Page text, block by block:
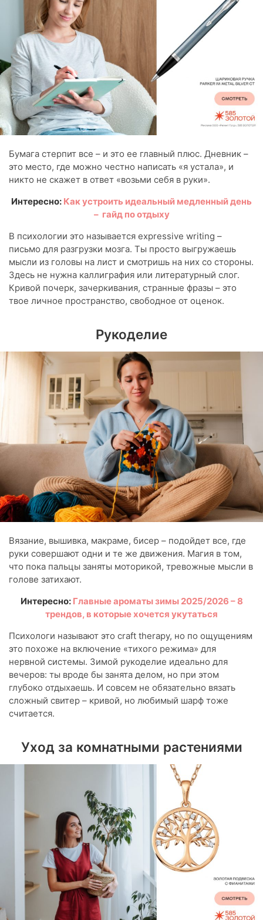
Бумага стерпит все – и это ее главный плюс. Дневник –
это место, где можно честно написать «я устала», и
никто не скажет в ответ «возьми себя в руки».
Интересно: Как устроить идеальный медленный день
– гайд по отдыху
В психологии это называется expressive writing –
письмо для разгрузки мозга. Ты просто выгружаешь
мысли из головы на лист и смотришь на них со стороны.
Здесь не нужна каллиграфия или литературный слог.
Кривой почерк, зачеркивания, странные фразы – это
твое личное пространство, свободное от оценок.
Рукоделие
Вязание, вышивка, макраме, бисер – подойдет все, где
руки совершают одни и те же движения. Магия в том,
что пока пальцы заняты моторикой, тревожные мысли в
голове затихают.
Интересно: Главные ароматы зимы 2025/2026 – 8
трендов, в которые хочется укутаться
Психологи называют это craft therapy, но по ощущениям
это похоже на включение «тихого режима» для
нервной системы. Зимой рукоделие идеально для
вечеров: ты вроде бы занята делом, но при этом
глубоко отдыхаешь. И совсем не обязательно вязать
сложный свитер – кривой, но любимый шарф тоже
считается.
Уход за комнатными растениями